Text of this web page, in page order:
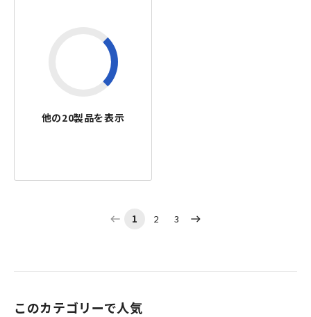
他の20製品を表示
west 1 2 3 east
このカテゴリーで人気